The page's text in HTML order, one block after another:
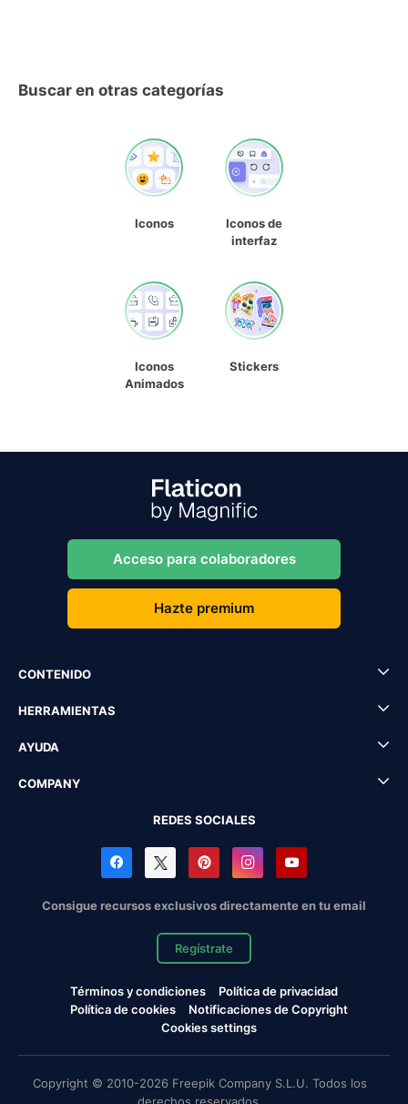
Buscar en otras categorías
Iconos
Iconos de
interfaz
Iconos
Animados
Stickers
Acceso para colaboradores
Hazte premium
CONTENIDO
HERRAMIENTAS
AYUDA
COMPANY
REDES SOCIALES
Consigue recursos exclusivos directamente en tu email
Regístrate
Términos y condiciones
Política de privacidad
Política de cookies
Notificaciones de Copyright
Cookies settings
Copyright © 2010-2026 Freepik Company S.L.U. Todos los